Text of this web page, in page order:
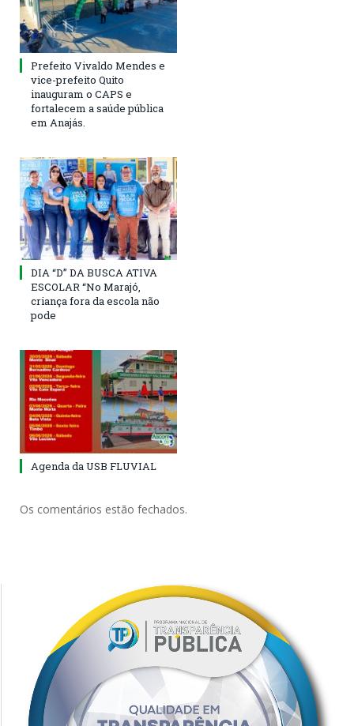
Prefeito Vivaldo Mendes e
vice-prefeito Quito
inauguram o CAPS e
fortalecem a saúde pública
em Anajás.
DIA “D” DA BUSCA ATIVA
ESCOLAR “No Marajó,
criança fora da escola não
pode
Agenda da USB FLUVIAL
Os comentários estão fechados.